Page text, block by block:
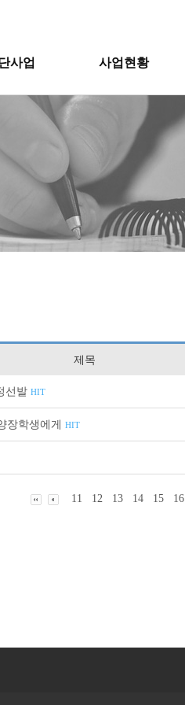
사업 사업현황
제목
선발 HIT
장학생에게 HIT
11 12 13 14 15 16